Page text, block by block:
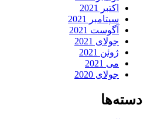
اکتبر 2021
سپتامبر 2021
آگوست 2021
جولای 2021
ژوئن 2021
می 2021
جولای 2020
دسته‌ها